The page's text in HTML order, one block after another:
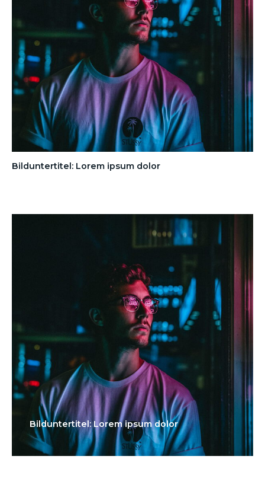
Bilduntertitel: Lorem ipsum dolor
Bilduntertitel: Lorem ipsum dolor